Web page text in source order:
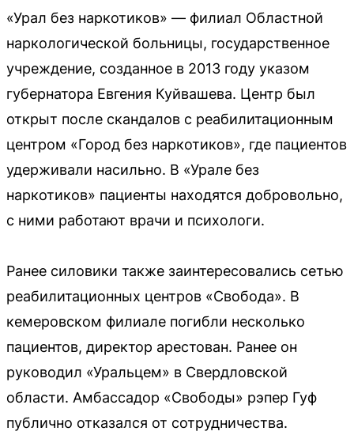
«Урал без наркотиков» — филиал Областной
наркологической больницы, государственное
учреждение, созданное в 2013 году указом
губернатора Евгения Куйвашева. Центр был
открыт после скандалов с реабилитационным
центром «Город без наркотиков», где пациентов
удерживали насильно. В «Урале без
наркотиков» пациенты находятся добровольно,
с ними работают врачи и психологи.
Ранее силовики также заинтересовались сетью
реабилитационных центров «Свобода». В
кемеровском филиале погибли несколько
пациентов, директор арестован. Ранее он
руководил «Уральцем» в Свердловской
области. Амбассадор «Свободы» рэпер Гуф
публично отказался от сотрудничества.